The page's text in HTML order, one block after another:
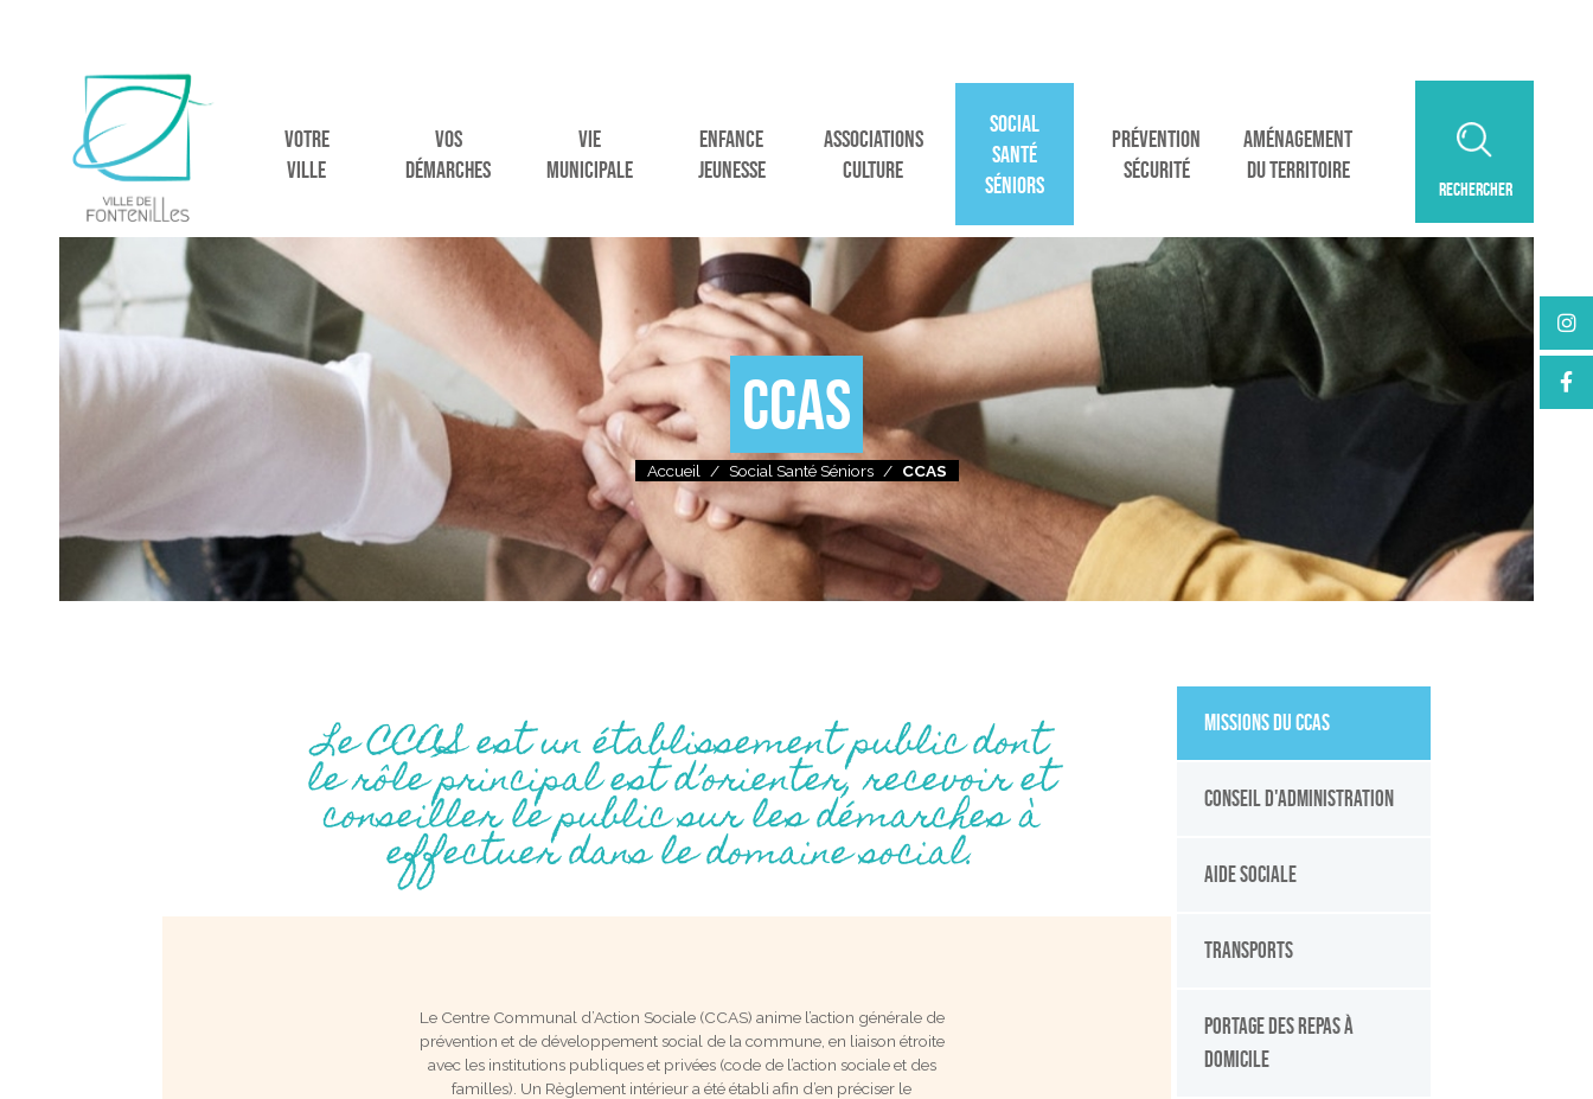
VOTRE
VILLE
VOS
DÉMARCHES
VIE
MUNICIPALE
ENFANCE
JEUNESSE
ASSOCIATIONS
CULTURE
SOCIAL
SANTÉ
SÉNIORS
PRÉVENTION
SÉCURITÉ
AMÉNAGEMENT
DU TERRITOIRE
RECHERCHER
CCAS
Accueil / Social Santé Séniors / CCAS
Le CCAS est un établissement public dont
le rôle principal est d’orienter, recevoir et
conseiller le public sur les démarches à
effectuer dans le domaine social.
Le Centre Communal d’Action Sociale (CCAS) anime l’action générale de
prévention et de développement social de la commune, en liaison étroite
avec les institutions publiques et privées (code de l’action sociale et des
familles). Un Règlement intérieur a été établi afin d’en préciser le
Missions du CCAS
Conseil d'administration
Aide sociale
Transports
Portage des repas à
domicile